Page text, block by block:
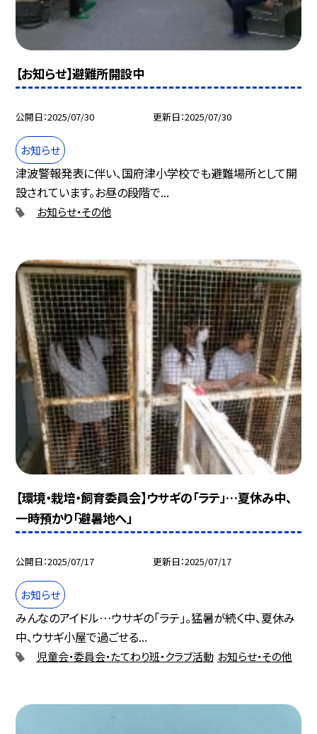
【お知らせ】避難所開設中
公開日 2025/07/30 更新日 2025/07/30
お知らせ
津波警報発表に伴い、国府津小学校でも避難場所として開
設されています。お昼の段階で...
お知らせ・その他
【環境・栽培・飼育委員会】ウサギの「ラテ」…夏休み中、
一時預かり「避暑地へ」
公開日 2025/07/17 更新日 2025/07/17
お知らせ
みんなのアイドル…ウサギの「ラテ」。猛暑が続く中、夏休み
中、ウサギ小屋で過ごせる...
児童会・委員会・たてわり班・クラブ活動 お知らせ・その他